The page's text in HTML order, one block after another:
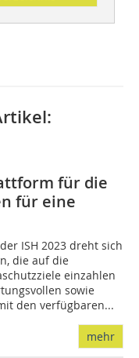
für die
für eine
ISH 2023 dreht sich
die auf die
einzahlen
sowie
den verfügbaren...
mehr